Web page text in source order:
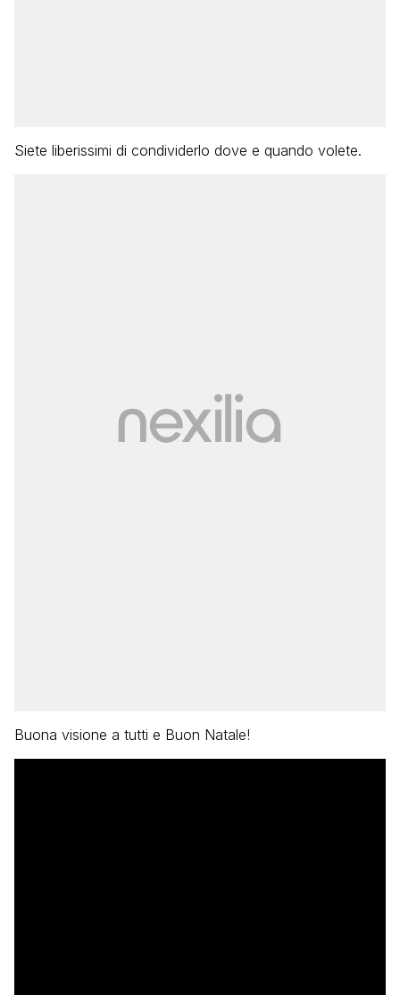
Siete liberissimi di condividerlo dove e quando volete.
Buona visione a tutti e Buon Natale!